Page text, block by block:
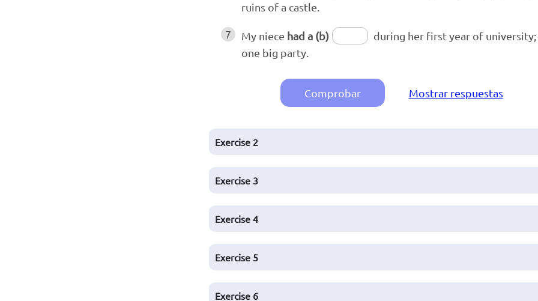
ruins of a castle.
7 My niece had a (b)
during her first year of
one big party.
Comprobar Mostrar respuestas
Exercise 2
Exercise 3
Exercise 4
Exercise 5
Exercise 6